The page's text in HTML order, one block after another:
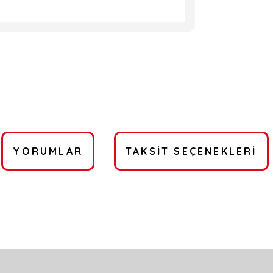
YORUMLAR TAKSIT SEÇENEKLERI